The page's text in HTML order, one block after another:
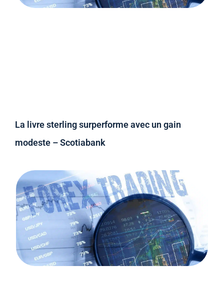
La livre sterling surperforme avec un gain
modeste – Scotiabank